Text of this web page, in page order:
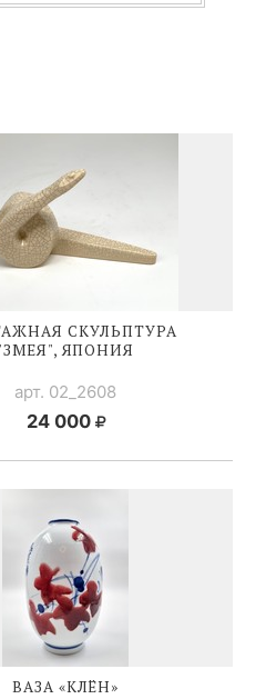
СКУЛЬПТУРА
ЯПОНИЯ
арт. 02_2608
24 000
ВАЗА «КЛЁН»